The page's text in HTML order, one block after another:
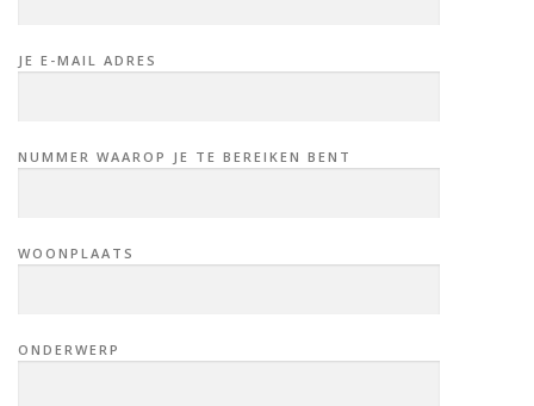
JE E-MAIL ADRES
NUMMER WAAROP JE TE BEREIKEN BENT
WOONPLAATS
ONDERWERP